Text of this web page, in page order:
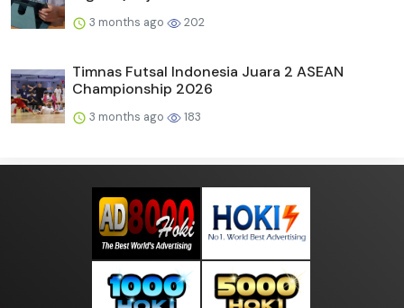
3 months ago 202
Timnas Futsal Indonesia Juara 2 ASEAN
Championship 2026
3 months ago 183